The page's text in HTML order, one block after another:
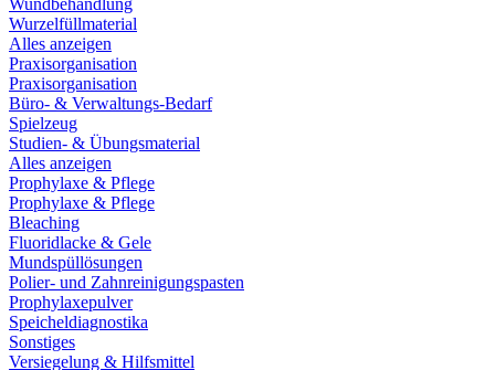
Wundbehandlung
Wurzelfüllmaterial
Alles anzeigen
Praxisorganisation
Praxisorganisation
Büro- & Verwaltungs-Bedarf
Spielzeug
Studien- & Übungsmaterial
Alles anzeigen
Prophylaxe & Pflege
Prophylaxe & Pflege
Bleaching
Fluoridlacke & Gele
Mundspüllösungen
Polier- und Zahnreinigungspasten
Prophylaxepulver
Speicheldiagnostika
Sonstiges
Versiegelung & Hilfsmittel